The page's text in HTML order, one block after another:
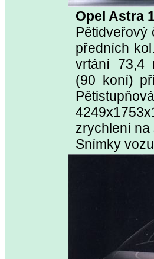
Opel Astra
Pětidveřový
předních
vrtání 73,4
(90 koní)
zrychlení na
Snímky